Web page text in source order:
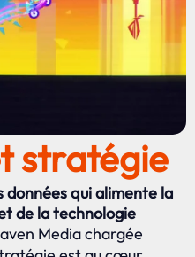
stratégie
données qui alimente la
de la technologie
Media chargée